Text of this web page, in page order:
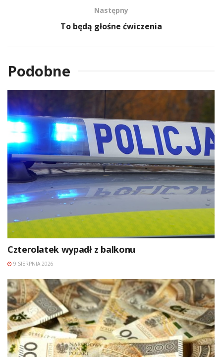
Następny
To będą głośne ćwiczenia
Podobne
Czterolatek wypadł z balkonu
9 SIERPNIA 2026